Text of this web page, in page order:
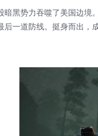
暗黑势力吞噬了美国边境
一道防线。挺身而出，